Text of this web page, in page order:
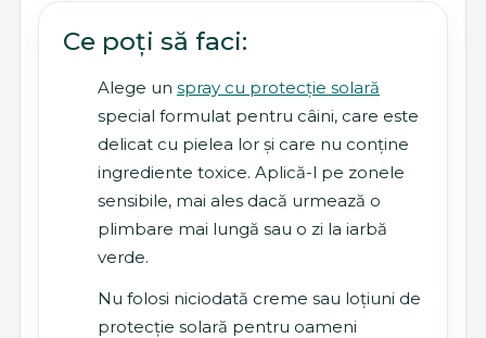
Ce poți să faci:
Alege un spray cu protecție solară
special formulat pentru câini, care este
delicat cu pielea lor și care nu conține
ingrediente toxice. Aplică-l pe zonele
sensibile, mai ales dacă urmează o
plimbare mai lungă sau o zi la iarbă
verde.
Nu folosi niciodată creme sau loțiuni de
protecție solară pentru oameni